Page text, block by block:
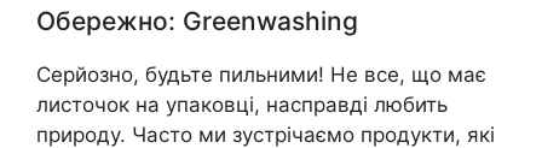
Обережно: Greenwashing
Серйозно, будьте пильними! Не все, що має
листочок на упаковці, насправді любить
природу. Часто ми зустрічаємо продукти, які